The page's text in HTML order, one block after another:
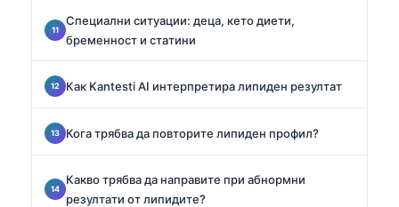
Специални ситуации: деца, кето диети,
бременност и статини
Как Kantesti AI интерпретира липиден резултат
Кога трябва да повторите липиден профил?
Какво трябва да направите при абнормни
резултати от липидите?